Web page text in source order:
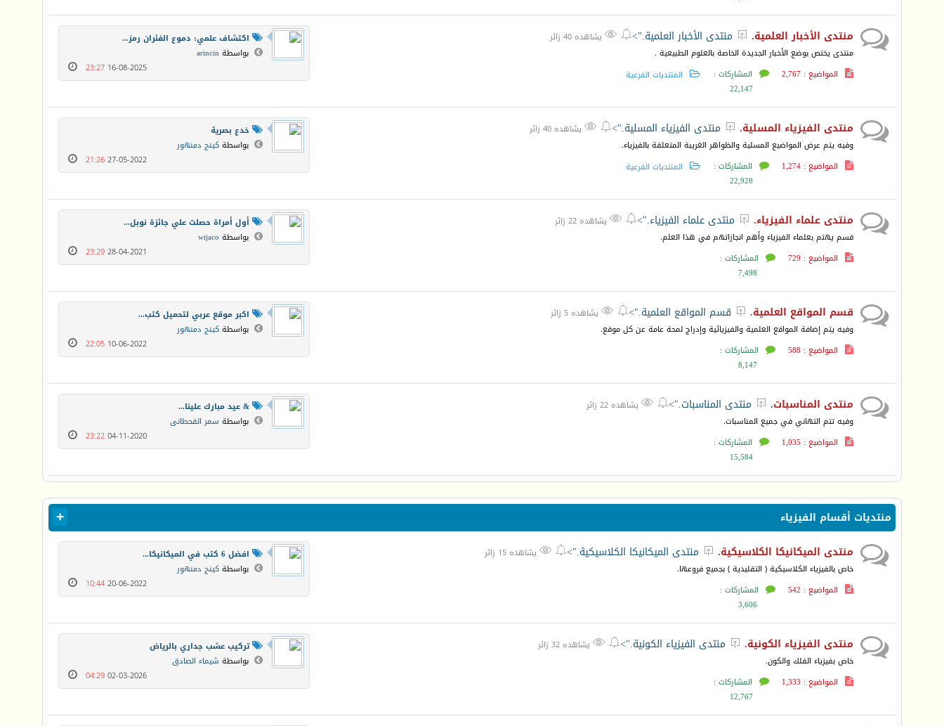
اكتشاف علمي: دموع الفئران رمز...
بواسطةarincin
16-08-2025
23:27
منتدى الأخبار العلمية.  منتدى الأخبار العلمية.">
 يشاهده 40 زائر
منتدى يختص بوضع الأخبار الجديدة الخاصة بالعلوم الطبيعية .
المواضيع : 2,767
المشاركات :
22,147
المنتديات الفرعية
خدع بصرية
بواسطةكينج دمنهور
27-05-2022
21:26
منتدى الفيزياء المسلية.  منتدى الفيزياء المسلية.">
 يشاهده 40 زائر
وفيه يتم عرض المواضيع المسلية والظواهر الغريبة المتعلقة بالفيزياء.
المواضيع : 1,274
المشاركات :
22,928
المنتديات الفرعية
أول أمراة حصلت علي جائزة نوبل...
بواسطة wijaco
28-04-2021
23:29
منتدى علماء الفيزياء.  منتدى علماء الفيزياء.">
 يشاهده 22 زائر
قسم يهتم بعلماء الفيزياء وأهم انجازاتهم في هذا العلم.
المواضيع : 729
المشاركات :
7,498
اكبر موقع عربي لتحميل كتب...
بواسطةكينج دمنهور
10-06-2022
22:05
قسم المواقع العلمية.  قسم المواقع العلمية.">
 يشاهده 5 زائر
وفيه يتم إضافة المواقع العلمية والفيزيائية وإدراج لمحة عامة عن كل موقع.
المواضيع : 588
المشاركات :
8,147
& عيد مبارك علينا...
بواسطة سمر القحطانى
04-11-2020
23:22
منتدى المناسبات.  منتدى المناسبات.">
 يشاهده 22 زائر
وفيه تتم التهاني في جميع المناسبات.
المواضيع : 1,035
المشاركات :
15,584
منتديات أقسام الفيزياء
افضل 6 كتب في الميكانيكا...
بواسطةكينج دمنهور
20-06-2022
10:44
منتدى الميكانيكا الكلاسيكية.  منتدى الميكانيكا الكلاسيكية.">
 يشاهده 15 زائر
خاص بالفيزياء الكلاسيكية ( التقليدية ) بجميع فروعها.
المواضيع : 542
المشاركات :
3,606
تركيب عشب جداري بالرياض
بواسطة شيماء الصادق
02-03-2026
04:29
منتدى الفيزياء الكونية.  منتدى الفيزياء الكونية.">
 يشاهده 32 زائر
خاص بفيزياء الفلك والكون.
المواضيع : 1,333
المشاركات :
12,767